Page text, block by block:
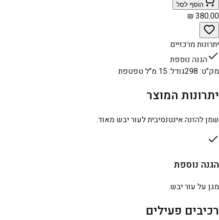
הוסף לסל
יתרונות מרכזיים
הגנה נוספת
מק"ט:
298גודל: 15 מ"ל טפטפת
יתרונות המוצר
שמן להזנה אינטנסיבית לעור יבש מאוד.
הגנה נוספת
מגן על עור יבש.
רכיבים פעילים